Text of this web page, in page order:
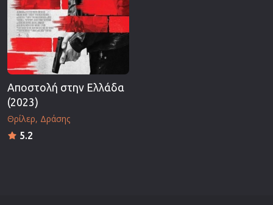
Καταστροφής
Αποστολή στην Ελλάδα
(2023)
Θρίλερ Δράσης
5.2